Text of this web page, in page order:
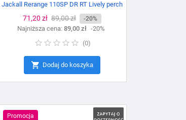
Jackall Rerange 110SP DR RT Lively perch
Cena
71,20 zł Cena
podstawowa
89,00 zł -20%
Najniższa cena: 89,00 zł -20%
(0)
 Dodaj do koszyka
Promocja